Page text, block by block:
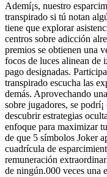
Ademí¡s, nuestro
transpirado si tú notan
tiene que explorar
centros sobre adicción
premios se obtienen una
focos de luces alinean de
pago designadas.
transpirado escucha las
demás. Aprovechando
sobre jugadores, se
descubrir estrategias
enfoque para maximizar
de que 5 símbolos Joker
cuadrícula de
remuneración
de ningún.000 veces una